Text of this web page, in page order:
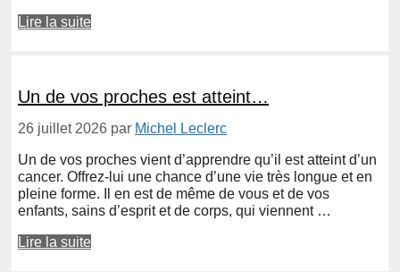
Lire la suite
Un de vos proches est atteint…
26 juillet 2026 par Michel Leclerc
Un de vos proches vient d’apprendre qu’il est atteint d’un
cancer. Offrez-lui une chance d’une vie très longue et en
pleine forme. Il en est de même de vous et de vos
enfants, sains d’esprit et de corps, qui viennent …
Lire la suite